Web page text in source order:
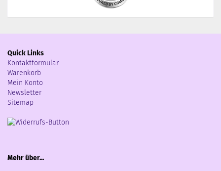
Quick Links
Kontaktformular
Warenkorb
Mein Konto
Newsletter
Sitemap
Mehr über...